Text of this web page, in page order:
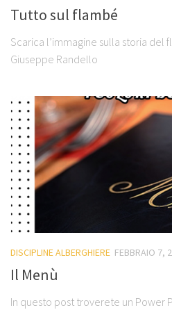
Tutto sul flambé
Scarica l’immagine sulla storia del
Giuseppe Randello
DISCIPLINE ALBERGHIERE FEBBRAIO 7,
Il Menù
In questo post troverete un Power